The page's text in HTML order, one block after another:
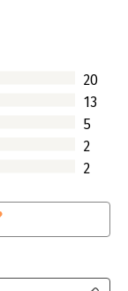
20
13
5
2
2